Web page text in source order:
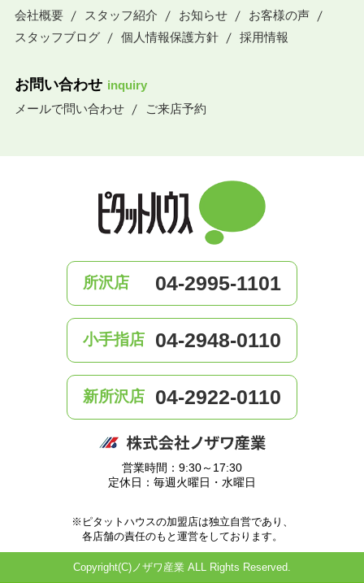
会社概要
スタッフ紹介 お知らせ
お客様の声
スタッフブログ
個人情報保護方針 採用情報
お問い合わせ inquiry
メールで問い合わせ
ご来店予約
所沢店 04-2995-1101
小手指店 04-2948-0110
新所沢店 04-2922-0110
営業時間：9:30～17:30
定休日：毎週火曜日・水曜日
※ピタットハウスの加盟店は独立自営であり、
各店舗の責任のもと運営をしております。
Copyright(C)ノザワ産業 ALL Rights Reserved.